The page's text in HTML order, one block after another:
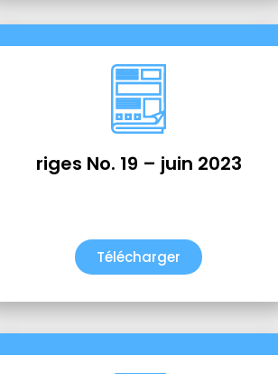
riges No. 19 – juin 2023
Télécharger